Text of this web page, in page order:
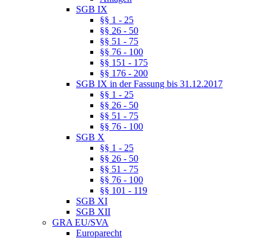
SGB IX
§§ 1 - 25
§§ 26 - 50
§§ 51 - 75
§§ 76 - 100
§§ 151 - 175
§§ 176 - 200
SGB IX in der Fassung bis 31.12.2017
§§ 1 - 25
§§ 26 - 50
§§ 51 - 75
§§ 76 - 100
SGB X
§§ 1 - 25
§§ 26 - 50
§§ 51 - 75
§§ 76 - 100
§§ 101 - 119
SGB XI
SGB XII
GRA EU/SVA
Europarecht